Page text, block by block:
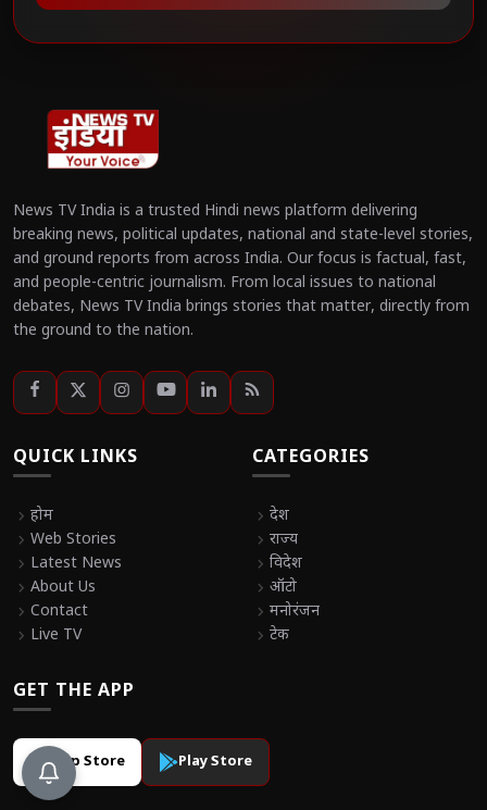
News TV India is a trusted Hindi news platform delivering
breaking news, political updates, national and state-level stories,
and ground reports from across India. Our focus is factual, fast,
and people-centric journalism. From local issues to national
debates, News TV India brings stories that matter, directly from
the ground to the nation.
QUICK LINKS
chevron_right होम
chevron_right Web Stories
chevron_right Latest News
chevron_right About Us
chevron_right Contact
chevron_right Live TV
CATEGORIES
chevron_right देश
chevron_right राज्य
chevron_right विदेश
chevron_right ऑटो
chevron_right मनोरंजन
chevron_right टेक
GET THE APP
App Store Play Store